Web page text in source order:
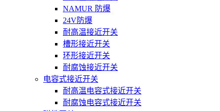
NAMUR 防爆
24V防爆
耐高温接近开关
槽形接近开关
环形接近开关
耐腐蚀接近开关
电容式接近开关
耐高温电容式接近开关
耐腐蚀电容式接近开关